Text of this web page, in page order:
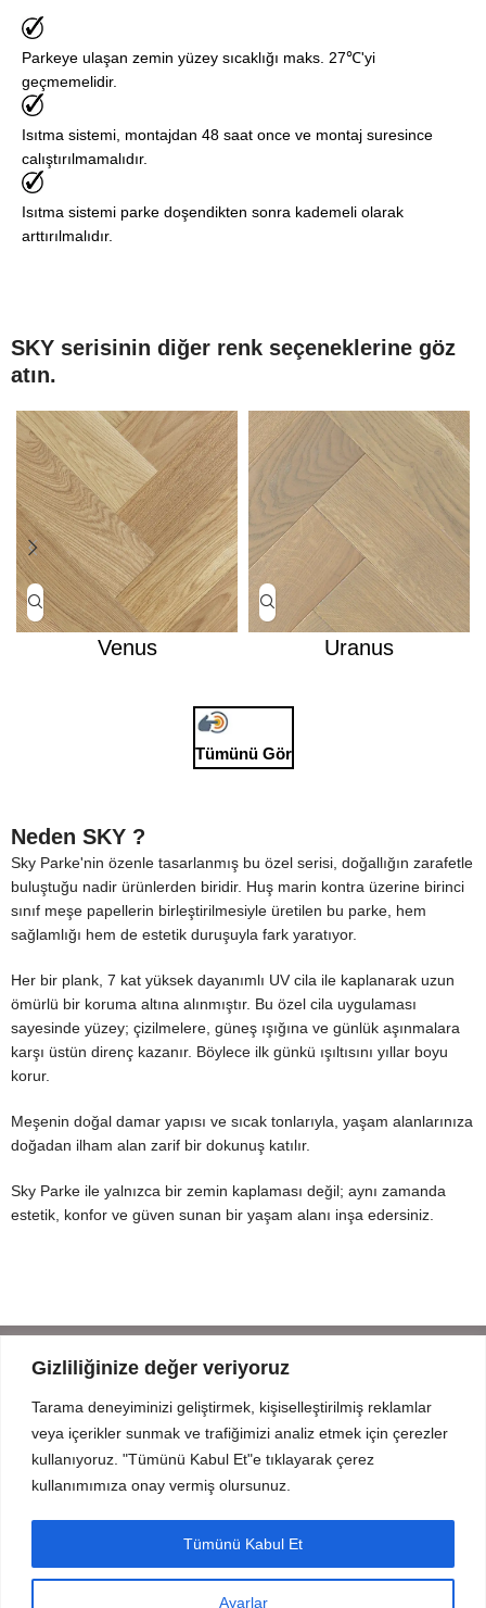
Gizliliğinize değer veriyoruz
Tarama deneyiminizi geliştirmek, kişiselleştirilmiş reklamlar
veya içerikler sunmak ve trafiğimizi analiz etmek için çerezler
kullanıyoruz. "Tümünü Kabul Et"e tıklayarak çerez
kullanımımıza onay vermiş olursunuz.
Ayarlar
Tümünü Kabul Et
Parkeye ulaşan zemin yüzey sıcaklığı maks. 27℃'yi
geçmemelidir.
Isıtma sistemi, montajdan 48 saat once ve montaj suresince
calıştırılmamalıdır.
Isıtma sistemi parke doşendikten sonra kademeli olarak
arttırılmalıdır.
SKY serisinin diğer renk seçeneklerine göz
atın.
Venus Uranus
Tümünü Gör
Neden SKY ?
Sky Parke'nin özenle tasarlanmış bu özel serisi, doğallığın zarafetle
buluştuğu nadir ürünlerden biridir. Huş marin kontra üzerine birinci
sınıf meşe papellerin birleştirilmesiyle üretilen bu parke, hem
sağlamlığı hem de estetik duruşuyla fark yaratıyor.
Her bir plank, 7 kat yüksek dayanımlı UV cila ile kaplanarak uzun
ömürlü bir koruma altına alınmıştır. Bu özel cila uygulaması
sayesinde yüzey; çizilmelere, güneş ışığına ve günlük aşınmalara
karşı üstün direnç kazanır. Böylece ilk günkü ışıltısını yıllar boyu
korur.
Meşenin doğal damar yapısı ve sıcak tonlarıyla, yaşam alanlarınıza
doğadan ilham alan zarif bir dokunuş katılır.
Sky Parke ile yalnızca bir zemin kaplaması değil; aynı zamanda
estetik, konfor ve güven sunan bir yaşam alanı inşa edersiniz.
Mahmut Şevket Paşa Cd. No 52 Beykoz Istanbul
+90 216 319 52 07
info@prodizayn.com.tr